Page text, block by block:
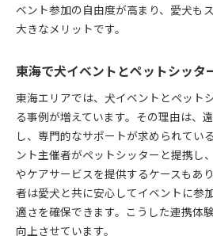
ベント参加の自由度が高まり、愛犬も
大きなメリットです。
東海で犬イベントとペットシッタ
東海エリアでは、犬イベントとペット
る事例が増えています。その理由は、
し、専門的なサポートが求められてい
ント主催者がペットシッターと提携し
やケアサービスを提供するケースもあ
者は愛犬と共に安心してイベントに参
適さを確保できます。こうした連携体
向上させています。